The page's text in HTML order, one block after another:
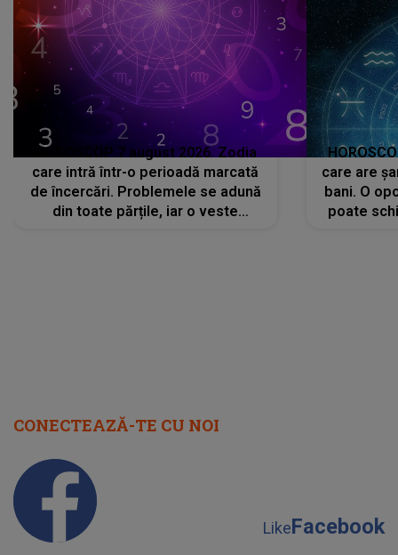
HOROSCOP 7 august 2026. Zodia
care intră într-o perioadă marcată
de încercări. Problemele se adună
din toate părțile, iar o veste
care are
bani. O
poate
CONECTEAZĂ-TE CU NOI
LikeFacebook